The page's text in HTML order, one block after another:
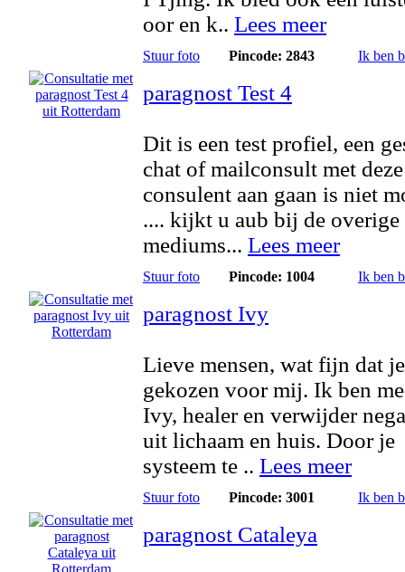
oor en k.. Lees meer
Stuur foto Pincode: 2843 Ik ben
paragnost Test 4
Dit is een test profiel, een
chat of mailconsult met deze
consulent aan gaan is niet
.... kijkt u aub bij de overige
mediums... Lees meer
Stuur foto Pincode: 1004 Ik ben
paragnost Ivy
Lieve mensen, wat fijn dat
gekozen voor mij. Ik ben
Ivy, healer en verwijder
uit lichaam en huis. Door je
systeem te .. Lees meer
Stuur foto Pincode: 3001 Ik ben
paragnost Cataleya